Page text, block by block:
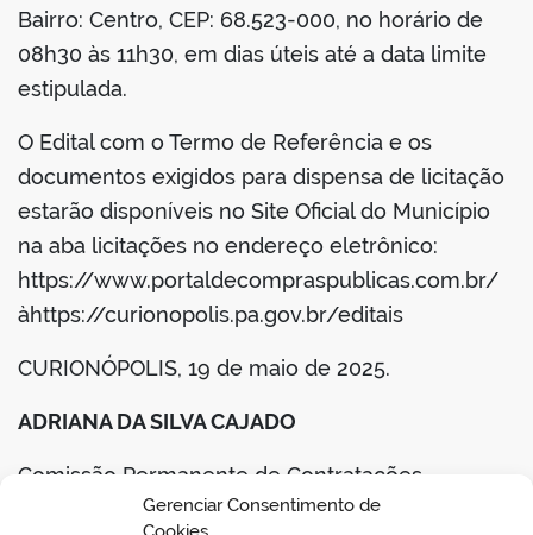
Gerenciar Consentimento de
Bairro: Centro, CEP: 68.523-000, no horário de
08h30 às 11h30, em dias úteis até a data limite
estipulada.
O Edital com o Termo de Referência e os
documentos exigidos para dispensa de licitação
estarão disponíveis no Site Oficial do Município
na aba licitações no endereço eletrônico:
https://www.portaldecompraspublicas.com.br/
àhttps://curionopolis.pa.gov.br/editais
CURIONÓPOLIS, 19 de maio de 2025.
ADRIANA DA SILVA CAJADO
Comissão Permanente de Contratações
Portaria nº 001/2024-GP